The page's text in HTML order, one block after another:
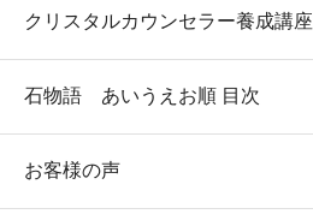
クリスタルカウンセラー養成講座
石物語 あいうえお順 目次
お客様の声